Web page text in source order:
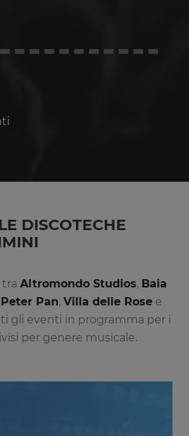
DISCOTECHE
tra Altromondo Studios, Baia
Peter Pan, Villa delle Rosee
gli eventi in programma per i
per genere musicale.